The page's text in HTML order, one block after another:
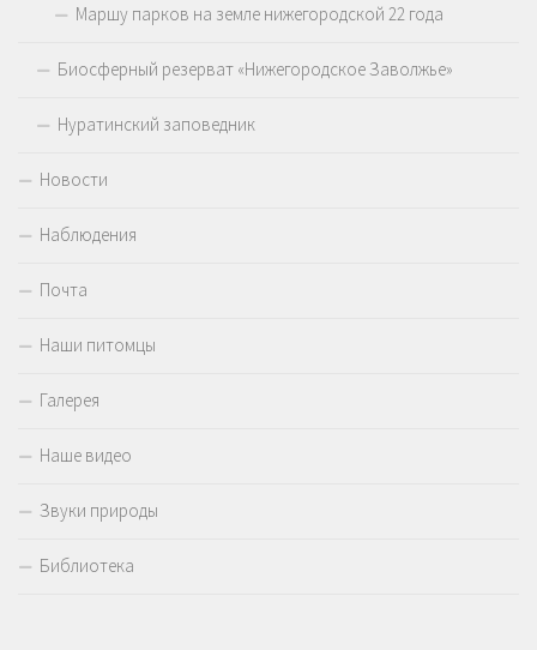
Маршу парков на земле нижегородской 22 года
Биосферный резерват «Нижегородское Заволжье»
Нуратинский заповедник
Новости
Наблюдения
Почта
Наши питомцы
Галерея
Наше видео
Звуки природы
Библиотека